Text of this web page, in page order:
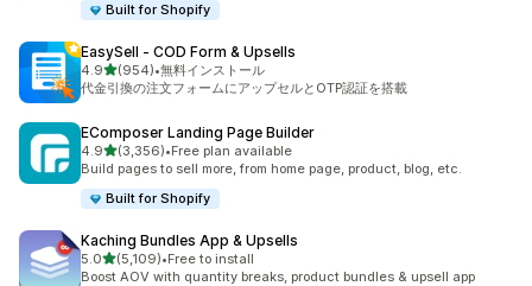
Built for Shopify
EasySell ‑ COD Form & Upsells
4.95つ星中
(954)
合計レビュー数：954件
•無料インストール
代金引換の注文フォームにアップセルとOTP認証を搭載
EComposer Landing Page Builder
4.95つ星中
(3,356)
合計レビュー数：3356件
•Free plan available
Build pages to sell more, from home page, product, blog, etc.
Built for Shopify
Kaching Bundles App & Upsells
5.05つ星中
(5,109)
合計レビュー数：5109件
•Free to install
Boost AOV with quantity breaks, product bundles & upsell app